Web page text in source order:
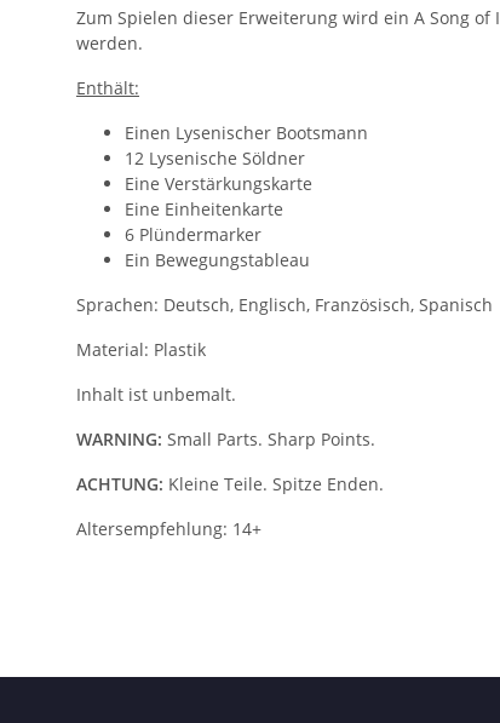
Zum Spielen dieser Erweiterung wird ein A Song
werden.
Enthält:
Einen Lysenischer Bootsmann
12 Lysenische Söldner
Eine Verstärkungskarte
Eine Einheitenkarte
6 Plündermarker
Ein Bewegungstableau
Sprachen: Deutsch, Englisch, Französisch, Spanisch
Material: Plastik
Inhalt ist unbemalt.
WARNING: Small Parts. Sharp Points.
ACHTUNG: Kleine Teile. Spitze Enden.
Altersempfehlung: 14+